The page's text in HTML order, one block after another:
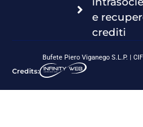
e
crediti
Bufete Piero Viganego S.L.P. |
Credits: